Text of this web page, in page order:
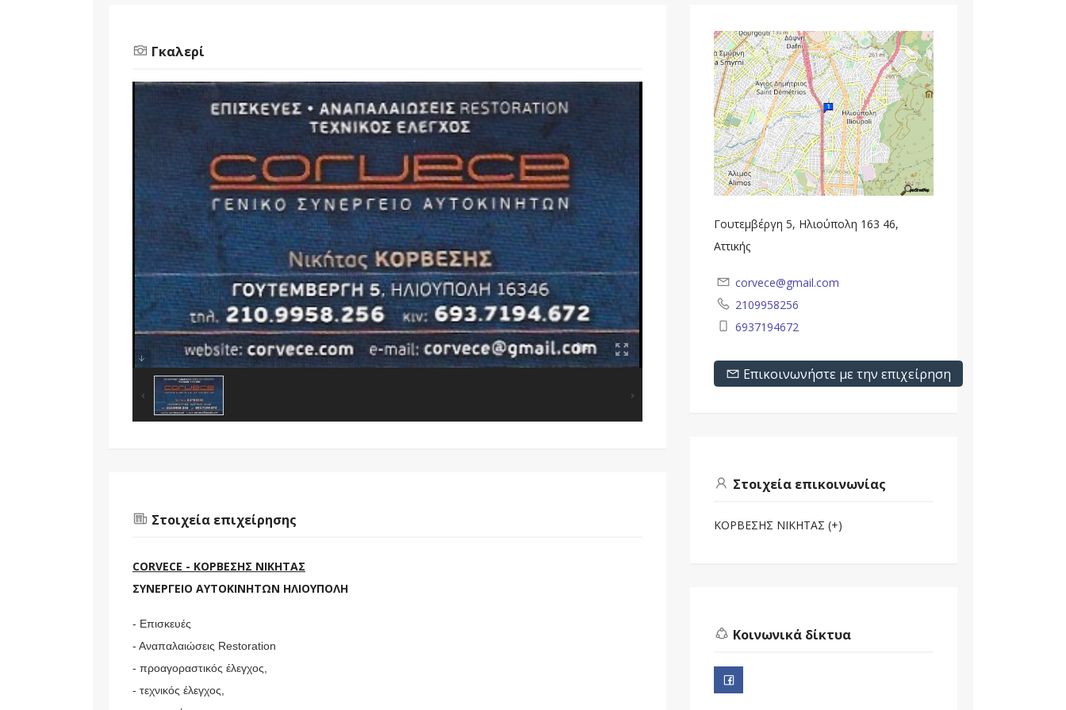
Γκαλερί
Στοιχεία επιχείρησης
CORVECE - ΚΟΡΒΕΣΗΣ ΝΙΚΗΤΑΣ
ΣΥΝΕΡΓΕΙΟ ΑΥΤΟΚΙΝΗΤΩΝ ΗΛΙΟΥΠΟΛΗ
- Επισκευές
- Αναπαλαιώσεις Restoration
- προαγοραστικός έλεγχος,
- τεχνικός έλεγχος,
Γουτεμβέργη 5, Ηλιούπολη 163 46,
Αττικής
corvece@gmail.com
2109958256
6937194672
Επικοινωνήστε με την επιχείρηση
Στοιχεία επικοινωνίας
ΚΟΡΒΕΣΗΣ ΝΙΚΗΤΑΣ (+)
Κοινωνικά δίκτυα